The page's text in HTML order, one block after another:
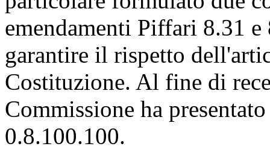
emendamenti Piffari 8.31
garantire il rispetto
Costituzione. Al fine di
Commissione ha
0.8.100.100.